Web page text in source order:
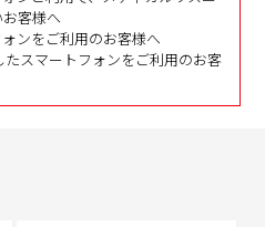
客様へ
ンをご利用のお客様へ
たスマートフォンをご利用のお客